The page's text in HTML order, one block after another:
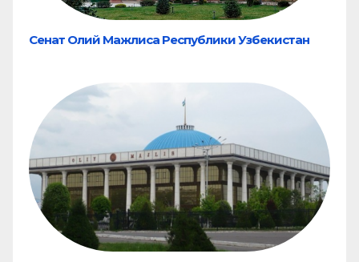
Сенат Олий Мажлиса Республики Узбекистан